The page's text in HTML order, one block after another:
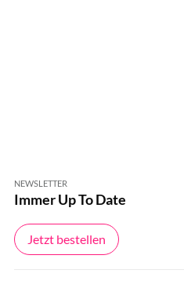
NEWSLETTER
Immer Up To Date
Jetzt bestellen